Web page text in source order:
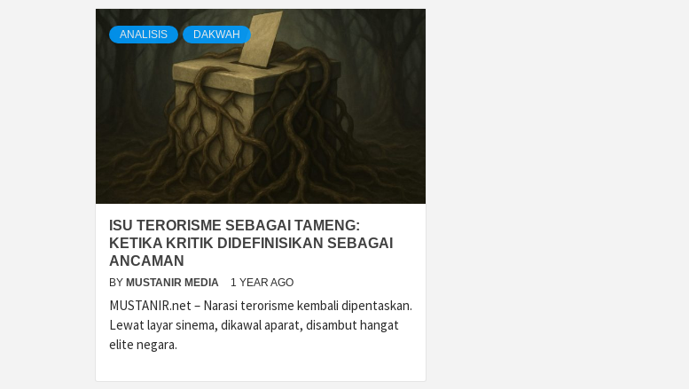
ANALISIS DAKWAH
ISU TERORISME SEBAGAI TAMENG:
KETIKA KRITIK DIDEFINISIKAN SEBAGAI
ANCAMAN
BY MUSTANIR MEDIA 1 YEAR AGO
MUSTANIR.net – Narasi terorisme kembali dipentaskan.
Lewat layar sinema, dikawal aparat, disambut hangat
elite negara.